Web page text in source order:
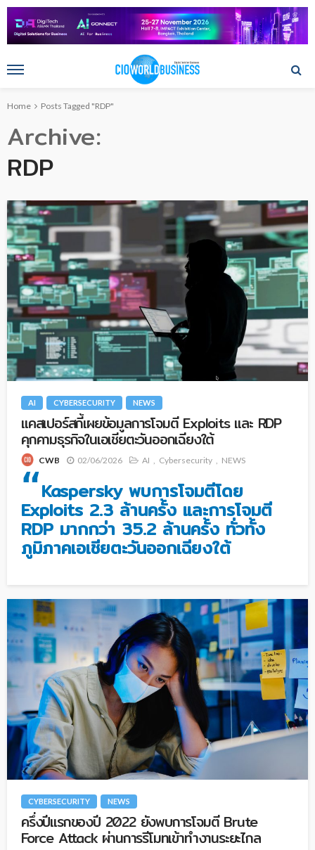
Home Posts Tagged "RDP"
Archive
RDP
AI CYBERSECURITY NEWS
แคสเปอร์สกี้เผยข้อมูลการโจมตี Exploits และ RDP
คุกคามธุรกิจในเอเชียตะวันออกเฉียงใต้
CWB 02/06/2026 AI Cybersecurity NEWS
“Kaspersky พบการโจมตีโดย
Exploits 2.3 ล้านครั้ง และการโจมตี
RDP มากกว่า 35.2 ล้านครั้ง ทั่วทั้ง
ภูมิภาคเอเชียตะวันออกเฉียงใต้
CYBERSECURITY NEWS
ครึ่งปีแรกของปี 2022 ยังพบการโจมตี Brute
Force Attack ผ่านการรีโมทเข้าทำงานระยะไกล